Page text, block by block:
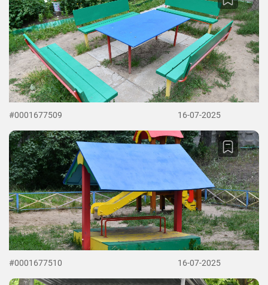
#0001677509 16-07-2025
#0001677510 16-07-2025